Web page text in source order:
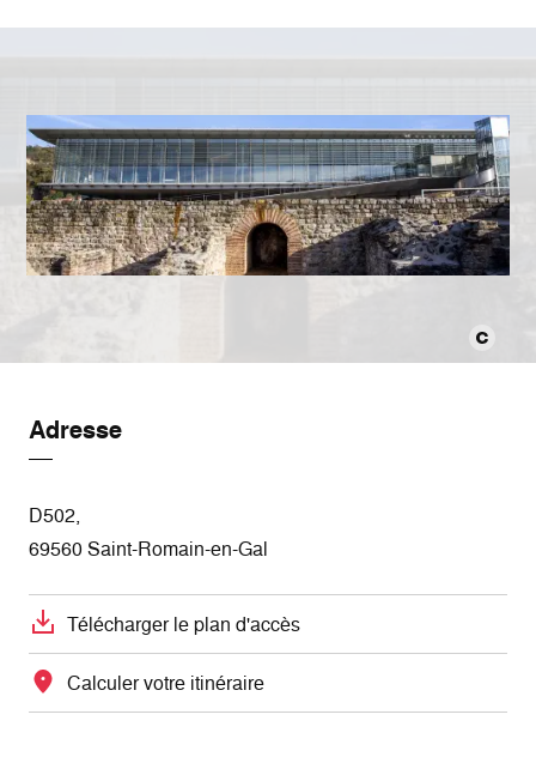
Adresse
D502,
69560 Saint-Romain-en-Gal
Télécharger le plan d'accès
Calculer votre itinéraire